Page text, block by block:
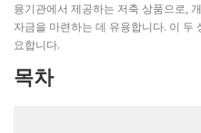
융기관에서 제공하는 저축 상품으로,
자금을 마련하는 데 유용합니다. 이 두
요합니다.
목차